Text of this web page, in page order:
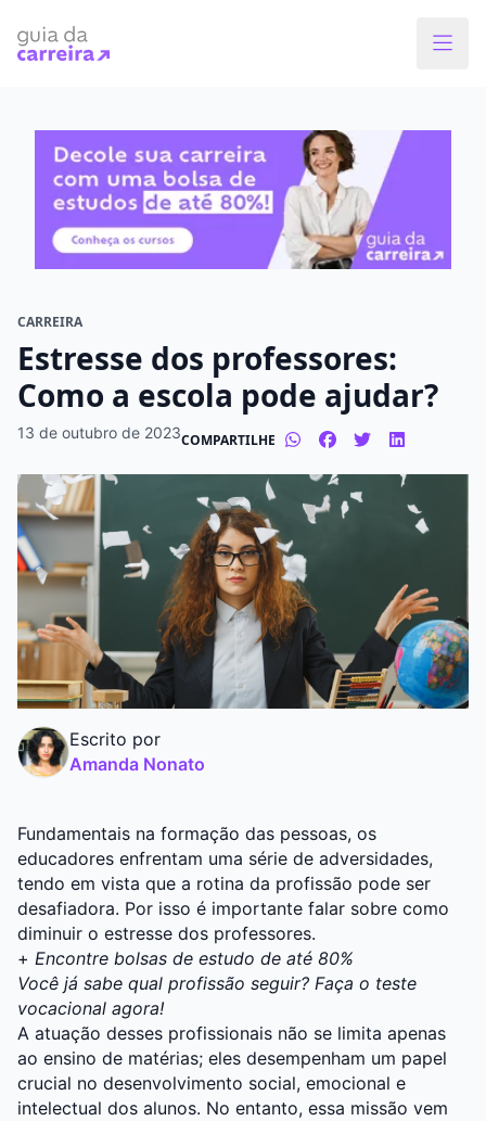
CARREIRA
Estresse dos professores:
Como a escola pode ajudar?
13 de outubro de 2023COMPARTILHE
Escrito por
Amanda Nonato
Fundamentais na formação das pessoas, os
educadores enfrentam uma série de adversidades,
tendo em vista que a rotina da profissão pode ser
desafiadora. Por isso é importante falar sobre como
diminuir o estresse dos professores.
+ Encontre bolsas de estudo de até 80%
Você já sabe qual profissão seguir? Faça o teste
vocacional agora!
A atuação desses profissionais não se limita apenas
ao ensino de matérias; eles desempenham um papel
crucial no desenvolvimento social, emocional e
intelectual dos alunos. No entanto, essa missão vem
Faça o curso dos sonhos
O que você quer estudar?
Modalidade preferida
Presencial
Tipo de formação
Graduação
Pós